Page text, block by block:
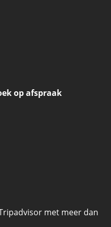
op afspraak
met meer dan